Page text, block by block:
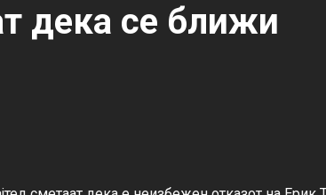
дека се ближи